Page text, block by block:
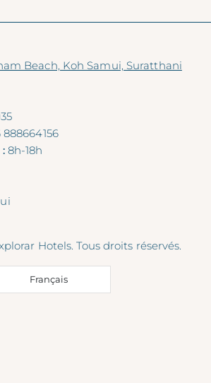
Beach, Koh Samui, Suratthani
888664156
8h-18h
Hotels. Tous droits réservés.
Français